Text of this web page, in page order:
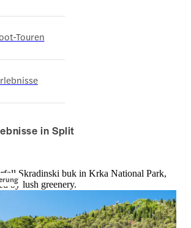
Touren
in Split
Skradinski buk in Krka National Park,
by lush greenery.